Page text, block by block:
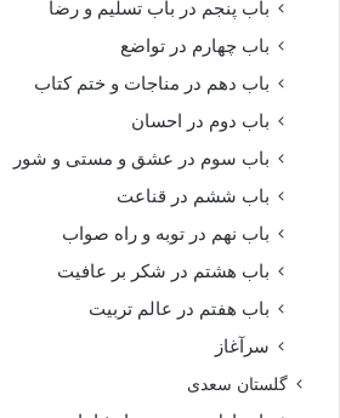
باب پنجم در باب تسلیم و رضا
باب چهارم در تواضع
باب دهم در مناجات و ختم کتاب
باب دوم در احسان
باب سوم در عشق و مستی و شور
باب ششم در قناعت
باب نهم در توبه و راه صواب
باب هشتم در شکر بر عافیت
باب هفتم در عالم تربیت
سرآغاز
گلستان سعدی